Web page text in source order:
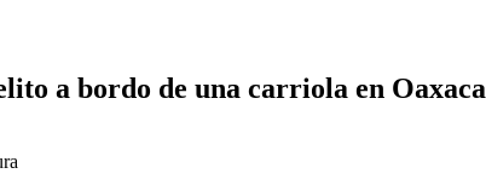
a bordo de una carriola en Oaxaca